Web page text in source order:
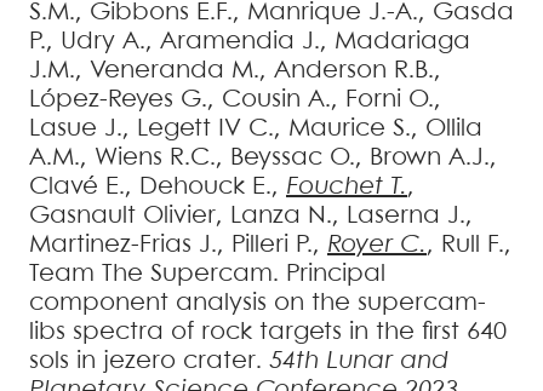
S.M., Gibbons E.F., Manrique J.-A., Gasda
P., Udry A., Aramendia J., Madariaga
J.M., Veneranda M., Anderson R.B.,
López-Reyes G., Cousin A., Forni O.,
Lasue J., Legett IV C., Maurice S., Ollila
A.M., Wiens R.C., Beyssac O., Brown A.J.,
Clavé E., Dehouck E., Fouchet T.,
Gasnault Olivier, Lanza N., Laserna J.,
Martinez-Frias J., Pilleri P., Royer C., Rull F.,
Team
The Supercam. Principal
component analysis on the supercam-
libs spectra of rock targets in the first 640
sols in jezero crater. 54th Lunar and